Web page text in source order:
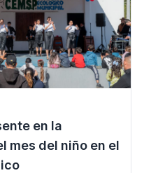
en la
mes del niño en el